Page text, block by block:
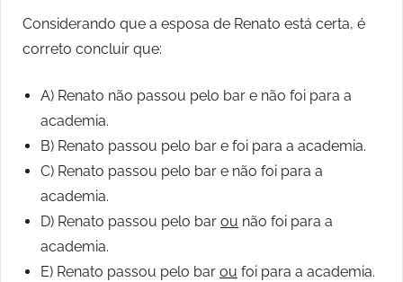
Considerando que a esposa de Renato está certa, é
correto concluir que:
A) Renato não passou pelo bar e não foi para a
academia.
B) Renato passou pelo bar e foi para a academia.
C) Renato passou pelo bar e não foi para a
academia.
D) Renato passou pelo bar ou não foi para a
academia.
E) Renato passou pelo bar ou foi para a academia.